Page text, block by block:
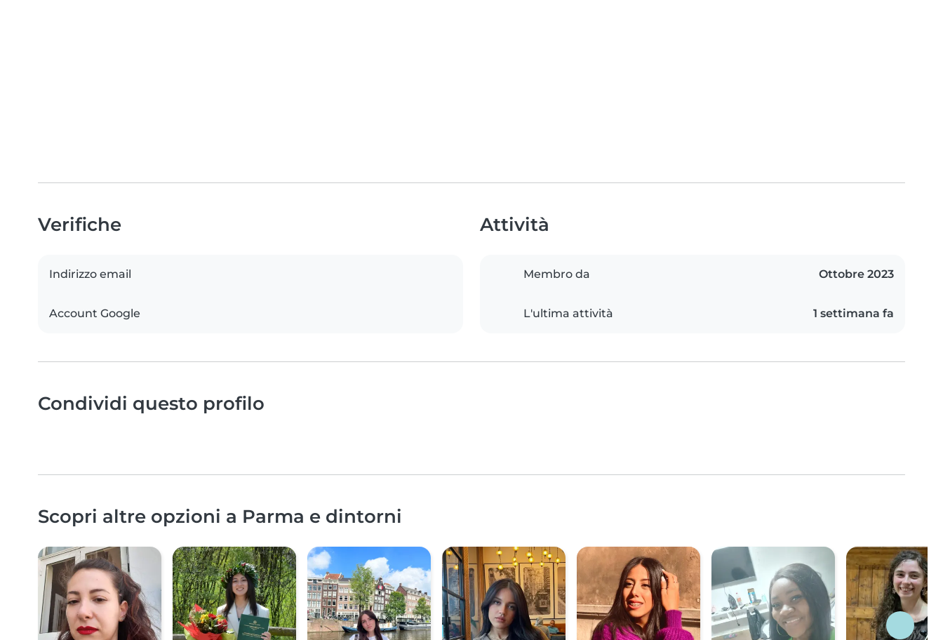
Verifiche
Indirizzo email
Account Google
Attività
Membro da Ottobre 2023
L'ultima attività 1 settimana fa
Condividi questo profilo
Scopri altre opzioni a Parma e dintorni